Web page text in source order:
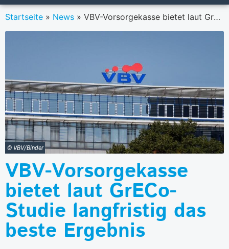
Startseite » News » VBV-Vorsorgekasse bietet laut GrECo-Studie langfristig das beste Ergebnis
© VBV/Binder
VBV-Vorsorgekasse
bietet laut GrECo-
Studie langfristig das
beste Ergebnis